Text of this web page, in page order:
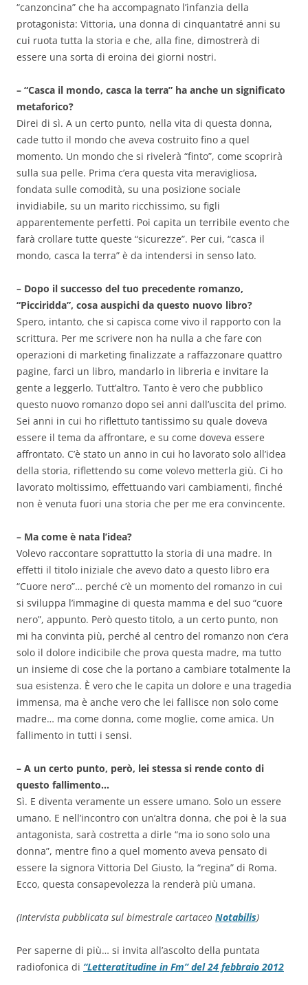
“canzoncina” che ha accompagnato l’infanzia della
protagonista: Vittoria, una donna di cinquantatré anni su
cui ruota tutta la storia e che, alla fine, dimostrerà di
essere una sorta di eroina dei giorni nostri.
– “Casca il mondo, casca la terra” ha anche un significato
metaforico?
Direi di sì. A un certo punto, nella vita di questa donna,
cade tutto il mondo che aveva costruito fino a quel
momento. Un mondo che si rivelerà “finto”, come scoprirà
sulla sua pelle. Prima c’era questa vita meravigliosa,
fondata sulle comodità, su una posizione sociale
invidiabile, su un marito ricchissimo, su figli
apparentemente perfetti. Poi capita un terribile evento che
farà crollare tutte queste “sicurezze”. Per cui, “casca il
mondo, casca la terra” è da intendersi in senso lato.
– Dopo il successo del tuo precedente romanzo,
“Picciridda”, cosa auspichi da questo nuovo libro?
Spero, intanto, che si capisca come vivo il rapporto con la
scrittura. Per me scrivere non ha nulla a che fare con
operazioni di marketing finalizzate a raffazzonare quattro
pagine, farci un libro, mandarlo in libreria e invitare la
gente a leggerlo. Tutt’altro. Tanto è vero che pubblico
questo nuovo romanzo dopo sei anni dall’uscita del primo.
Sei anni in cui ho riflettuto tantissimo su quale doveva
essere il tema da affrontare, e su come doveva essere
affrontato. C’è stato un anno in cui ho lavorato solo all’idea
della storia, riflettendo su come volevo metterla giù. Ci ho
lavorato moltissimo, effettuando vari cambiamenti, finché
non è venuta fuori una storia che per me era convincente.
– Ma come è nata l’idea?
Volevo raccontare soprattutto la storia di una madre. In
effetti il titolo iniziale che avevo dato a questo libro era
“Cuore nero”… perché c’è un momento del romanzo in cui
si sviluppa l’immagine di questa mamma e del suo “cuore
nero”, appunto. Però questo titolo, a un certo punto, non
mi ha convinta più, perché al centro del romanzo non c’era
solo il dolore indicibile che prova questa madre, ma tutto
un insieme di cose che la portano a cambiare totalmente la
sua esistenza. È vero che le capita un dolore e una tragedia
immensa, ma è anche vero che lei fallisce non solo come
madre… ma come donna, come moglie, come amica. Un
fallimento in tutti i sensi.
– A un certo punto, però, lei stessa si rende conto di
questo fallimento…
Sì. E diventa veramente un essere umano. Solo un essere
umano. E nell’incontro con un’altra donna, che poi è la sua
antagonista, sarà costretta a dirle “ma io sono solo una
donna”, mentre fino a quel momento aveva pensato di
essere la signora Vittoria Del Giusto, la “regina” di Roma.
Ecco, questa consapevolezza la renderà più umana.
(Intervista pubblicata sul bimestrale cartaceo Notabilis)
Per saperne di più… si invita all’ascolto della puntata
radiofonica di “Letteratitudine in Fm” del 24 febbraio 2012